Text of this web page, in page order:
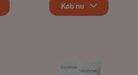
Køb nu